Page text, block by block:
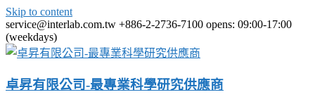
Skip to content
service@interlab.com.tw +886-2-2736-7100 opens: 09:00-17:00
(weekdays)
卓昇有限公司-最專業科學研究供應商